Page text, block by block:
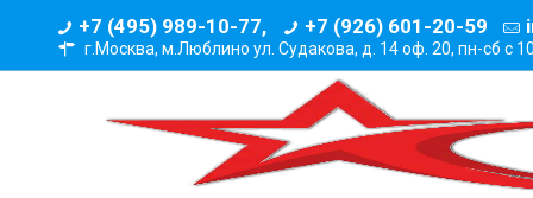
+7 (495) 989-10-77, +7 (926) 601-20-59
г.Москва, м.Люблино ул. Судакова, д. 14 оф. 20, пн-сб с